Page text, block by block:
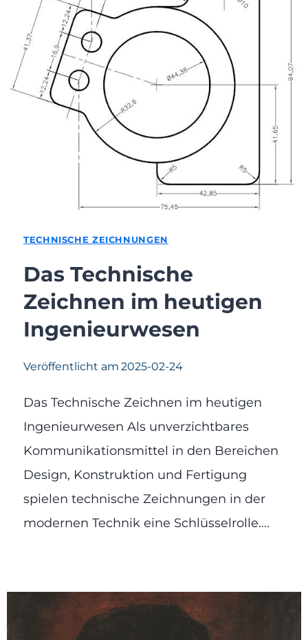
TECHNISCHE ZEICHNUNGEN
Das Technische
Zeichnen im heutigen
Ingenieurwesen
Veröffentlicht am 2025-02-24
Das Technische Zeichnen im heutigen
Ingenieurwesen Als unverzichtbares
Kommunikationsmittel in den Bereichen
Design, Konstruktion und Fertigung
spielen technische Zeichnungen in der
modernen Technik eine Schlüsselrolle….